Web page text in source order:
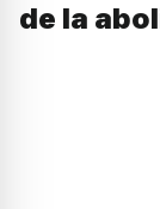
de la